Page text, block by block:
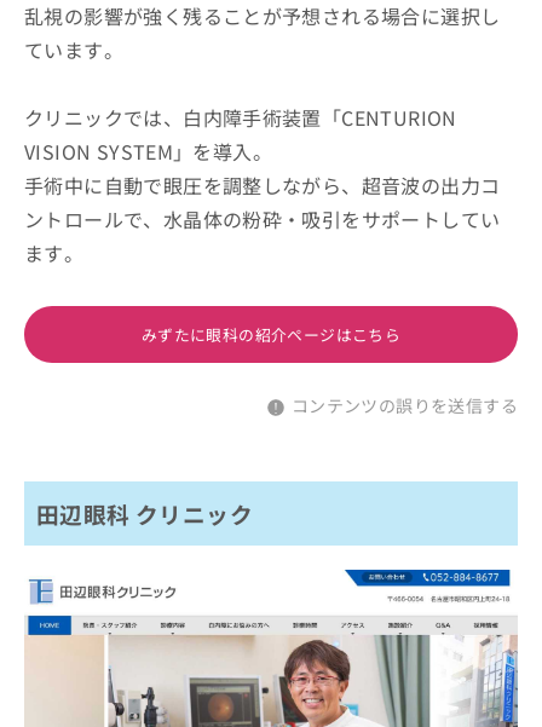
乱視の影響が強く残ることが予想される場合に選択し
ています。
クリニックでは、白内障手術装置「CENTURION
VISION SYSTEM」を導入。
手術中に自動で眼圧を調整しながら、超音波の出力コ
ントロールで、水晶体の粉砕・吸引をサポートしてい
ます。
みずたに眼科の紹介ページはこちら
コンテンツの誤りを送信する
田辺眼科 クリニック